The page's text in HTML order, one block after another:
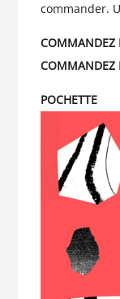
commander.
COMMANDEZ
COMMANDEZ
POCHETTE